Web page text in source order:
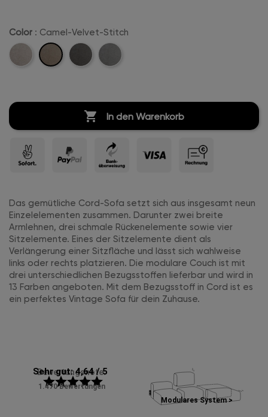
Color : Camel-Velvet-Stitch
Beige-
Camel-
Velvet-
Anthrazit-Hellgrau-
 In den Warenkorb
Das gemütliche Cord-Sofa setzt sich aus insgesamt neun
Einzelelementen zusammen. Darunter zwei breite
Armlehnen, drei schmale Rückenelemente sowie vier
Sitzelemente. Eines der Sitzelemente dient als
Verlängerung einer Sitzfläche und lässt sich wahlweise
links oder rechts platzieren. Die modulare Couch ist mit
drei unterschiedlichen Bezugsstoffen lieferbar und wird in
13 Farben angeboten. Mit dem Bezugsstoff in Cord ist es
ein perfektes Vintage Sofa für dein Zuhause.
Bewertungsnote:
Sehr gut: 4,64 / 5
starstarstarstarstar
1.470 Bewertungen
Modulares System >